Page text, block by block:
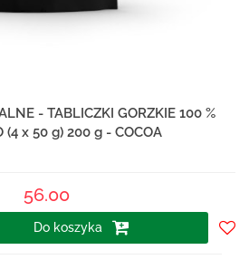
- TABLICZKI GORZKIE 100 %
(4 x 50 g) 200 g - COCOA
56.00
Do koszyka